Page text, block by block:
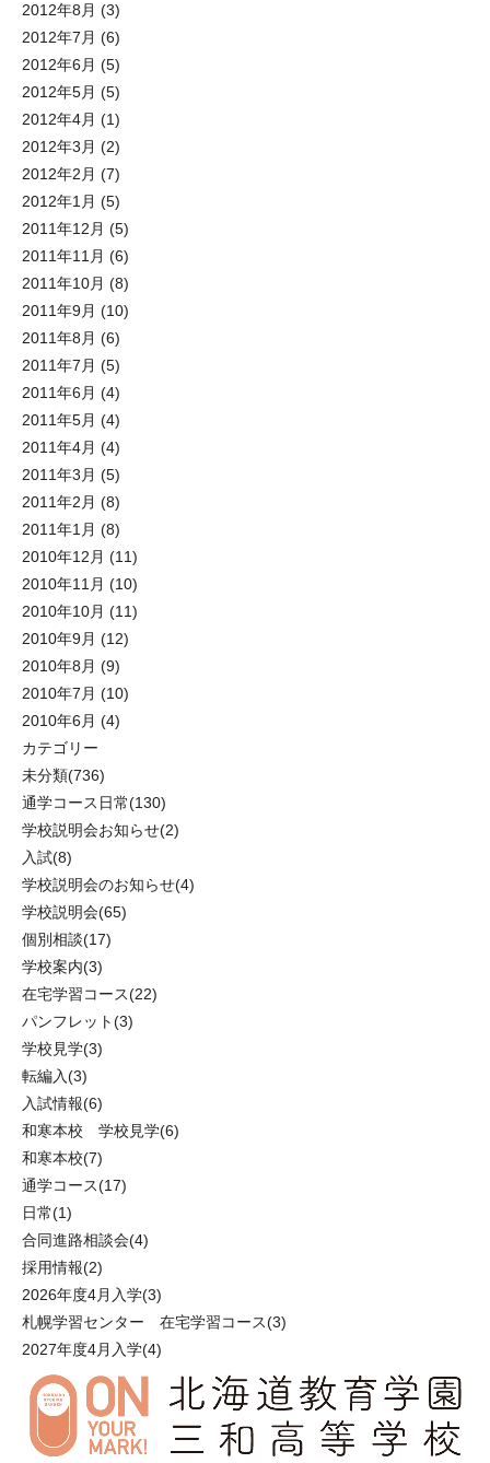
2012年8月 (3)
2012年7月 (6)
2012年6月 (5)
2012年5月 (5)
2012年4月 (1)
2012年3月 (2)
2012年2月 (7)
2012年1月 (5)
2011年12月 (5)
2011年11月 (6)
2011年10月 (8)
2011年9月 (10)
2011年8月 (6)
2011年7月 (5)
2011年6月 (4)
2011年5月 (4)
2011年4月 (4)
2011年3月 (5)
2011年2月 (8)
2011年1月 (8)
2010年12月 (11)
2010年11月 (10)
2010年10月 (11)
2010年9月 (12)
2010年8月 (9)
2010年7月 (10)
2010年6月 (4)
カテゴリー
未分類(736)
通学コース日常(130)
学校説明会お知らせ(2)
入試(8)
学校説明会のお知らせ(4)
学校説明会(65)
個別相談(17)
学校案内(3)
在宅学習コース(22)
パンフレット(3)
学校見学(3)
転編入(3)
入試情報(6)
和寒本校 学校見学(6)
和寒本校(7)
通学コース(17)
日常(1)
合同進路相談会(4)
採用情報(2)
2026年度4月入学(3)
札幌学習センター 在宅学習コース(3)
2027年度4月入学(4)